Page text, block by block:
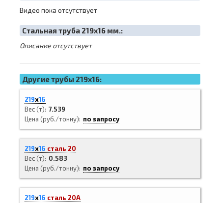
Видео пока отсутствует
Cтальная труба 219х16 мм.:
Описание отсутствует
Другие трубы 219x16:
219х16
Вес (т) 7.539
Цена (руб./тонну)
по запросу
219х16 сталь 20
Вес (т)
0.583
Цена (руб./тонну)
по запросу
219х16 сталь 20А